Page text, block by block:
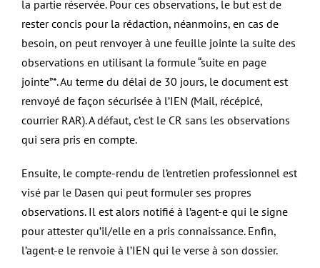
la partie réservée. Pour ces observations, le but est de
rester concis pour la rédaction, néanmoins, en cas de
besoin, on peut renvoyer à une feuille jointe la suite des
observations en utilisant la formule “suite en page
jointe”*. Au terme du délai de 30 jours, le document est
renvoyé de façon sécurisée à l’IEN (Mail, récépicé,
courrier RAR). A défaut, c’est le CR sans les observations
qui sera pris en compte.
Ensuite, le compte-rendu de l’entretien professionnel est
visé par le Dasen qui peut formuler ses propres
observations. Il est alors notifié à l’agent-e qui le signe
pour attester qu’il/elle en a pris connaissance. Enfin,
l’agent-e le renvoie à l’IEN qui le verse à son dossier.